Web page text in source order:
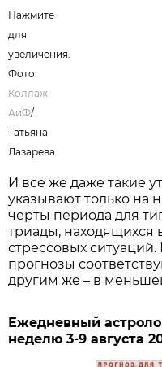
Нажмите
для
увеличения.
Фото:
Коллаж
АиФ/
Татьяна
Лазарева.
И все же даже такие
указывают только на
черты периода для
триады, находящихся
стрессовых
прогнозы
другим же – в
Ежедневный
неделю 3-9 августа